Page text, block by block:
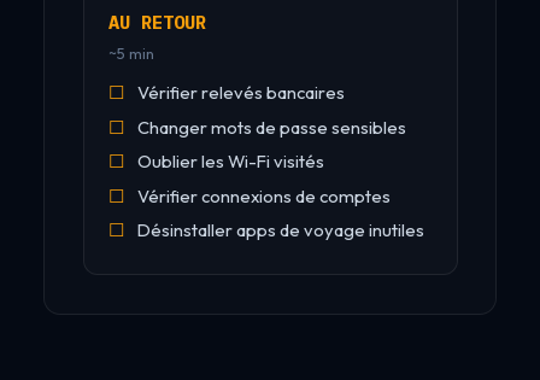
AU RETOUR
~5 min
Vérifier relevés bancaires
Changer mots de passe sensibles
Oublier les Wi-Fi visités
Vérifier connexions de comptes
Désinstaller apps de voyage inutiles